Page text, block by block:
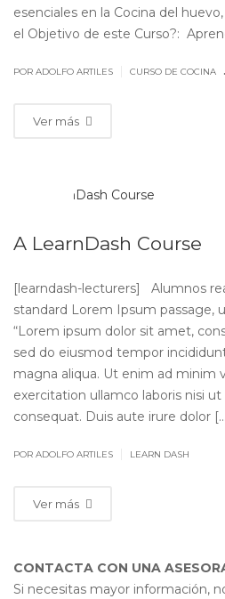
esenciales en la Cocina del
el Objetivo de este Curso?:
POR ADOLFO ARTILES CURSO DE COCINA .
Ver más
A LearnDash Course
[learndash-lecturers] Alumnos
standard Lorem Ipsum passage,
“Lorem ipsum dolor sit amet,
sed do eiusmod tempor
magna aliqua. Ut enim ad minim
exercitation ullamco laboris nisi
consequat. Duis aute irure dolor
POR ADOLFO ARTILES LEARN DASH
Ver más
CONTACTA CON UNA
Si necesitas mayor información,